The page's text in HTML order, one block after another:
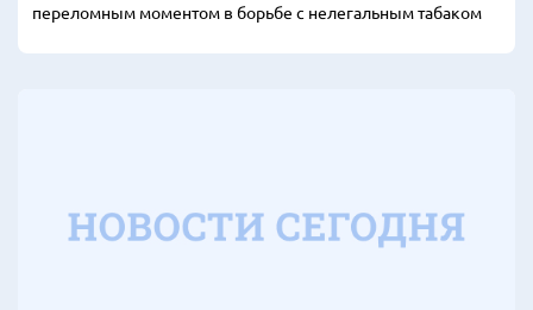
переломным моментом в борьбе с нелегальным табаком